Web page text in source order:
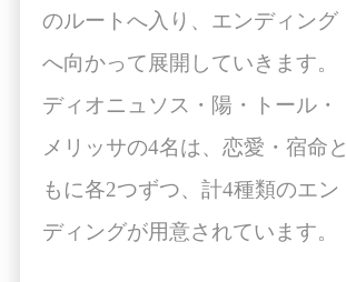
のルートへ入り、エンディング
へ向かって展開していきます。
ディオニュソス・陽・トール・
メリッサの4名は、恋愛・宿命と
もに各2つずつ、計4種類のエン
ディングが用意されています。